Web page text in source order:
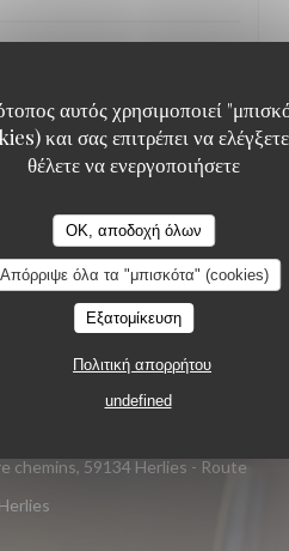
αυτός χρησιμοποιεί
και σας επιτρέπει να ελέγξετε
θέλετε να ενεργοποιήσετε
OK, αποδοχή όλων
Απόρριψε όλα τα "μπισκότα" (cookies)
Εξατομίκευση
Πολιτική απορρήτου
undefined
a refaire
2 3
chemins, 59134 Herlies - Route